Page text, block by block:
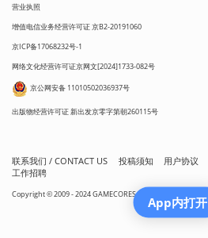
营业执照
增值电信业务经营许可证 京B2-20191060
京ICP备17068232号-1
网络文化经营许可证京网文[2024]1733-082号
京公网安备 11010502036937号
出版物经营许可证 新出发京零字第朝260115号
联系我们 / CONTACT US 投稿须知 用户协议
工作招聘
Copyright © 2009 - 2024 GAMECORES. All Rights Reserved
App内打开